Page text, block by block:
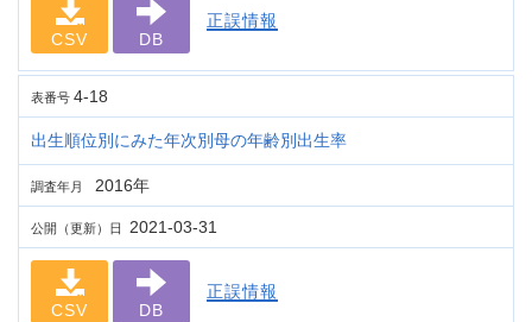
CSV DB
正誤情報
表番号 4-18
出生順位別にみた年次別母の年齢別出生率
調査年月 2016年
公開（更新）日 2021-03-31
CSV DB
正誤情報